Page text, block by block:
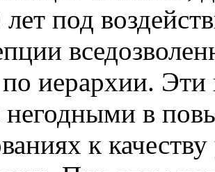
лет под
иерархии.
негодными в
к